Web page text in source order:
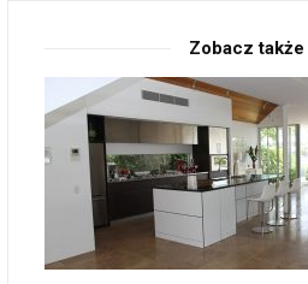
Zobacz także